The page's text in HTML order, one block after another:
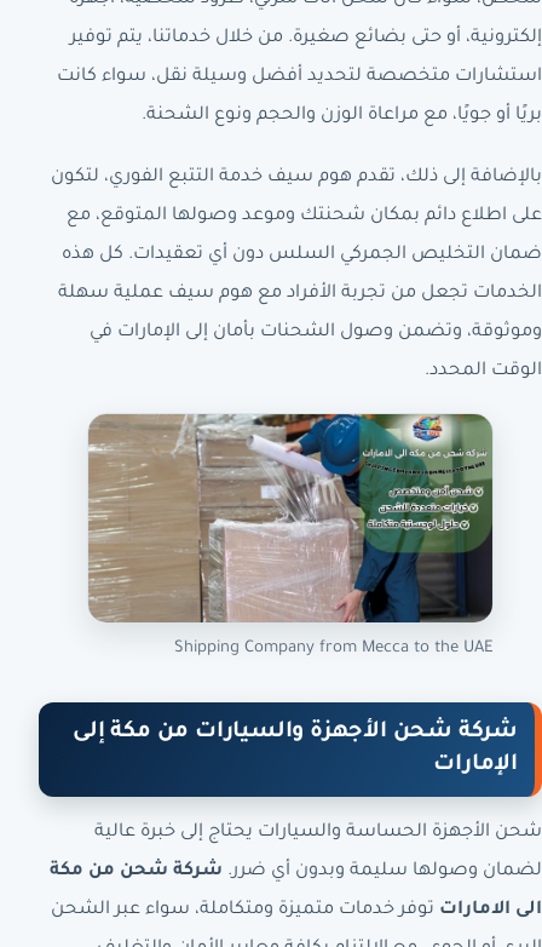
إلكترونية، أو حتى بضائع صغيرة. من خلال خدماتنا، يتم توفير
استشارات متخصصة لتحديد أفضل وسيلة نقل، سواء كانت
بريًا أو جويًا، مع مراعاة الوزن والحجم ونوع الشحنة.
بالإضافة إلى ذلك، تقدم هوم سيف خدمة التتبع الفوري، لتكون
على اطلاع دائم بمكان شحنتك وموعد وصولها المتوقع، مع
ضمان التخليص الجمركي السلس دون أي تعقيدات. كل هذه
الخدمات تجعل من تجربة الأفراد مع هوم سيف عملية سهلة
وموثوقة، وتضمن وصول الشحنات بأمان إلى الإمارات في
الوقت المحدد.
Shipping Company from Mecca to the UAE
شركة شحن الأجهزة والسيارات من مكة إلى
الإمارات
شحن الأجهزة الحساسة والسيارات يحتاج إلى خبرة عالية
لضمان وصولها سليمة وبدون أي ضرر. شركة شحن من مكة
الى الامارات توفر خدمات متميزة ومتكاملة، سواء عبر الشحن